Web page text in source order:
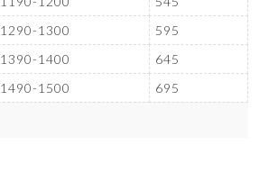
1290-1300
595
1390-1400
645
1490-1500 695